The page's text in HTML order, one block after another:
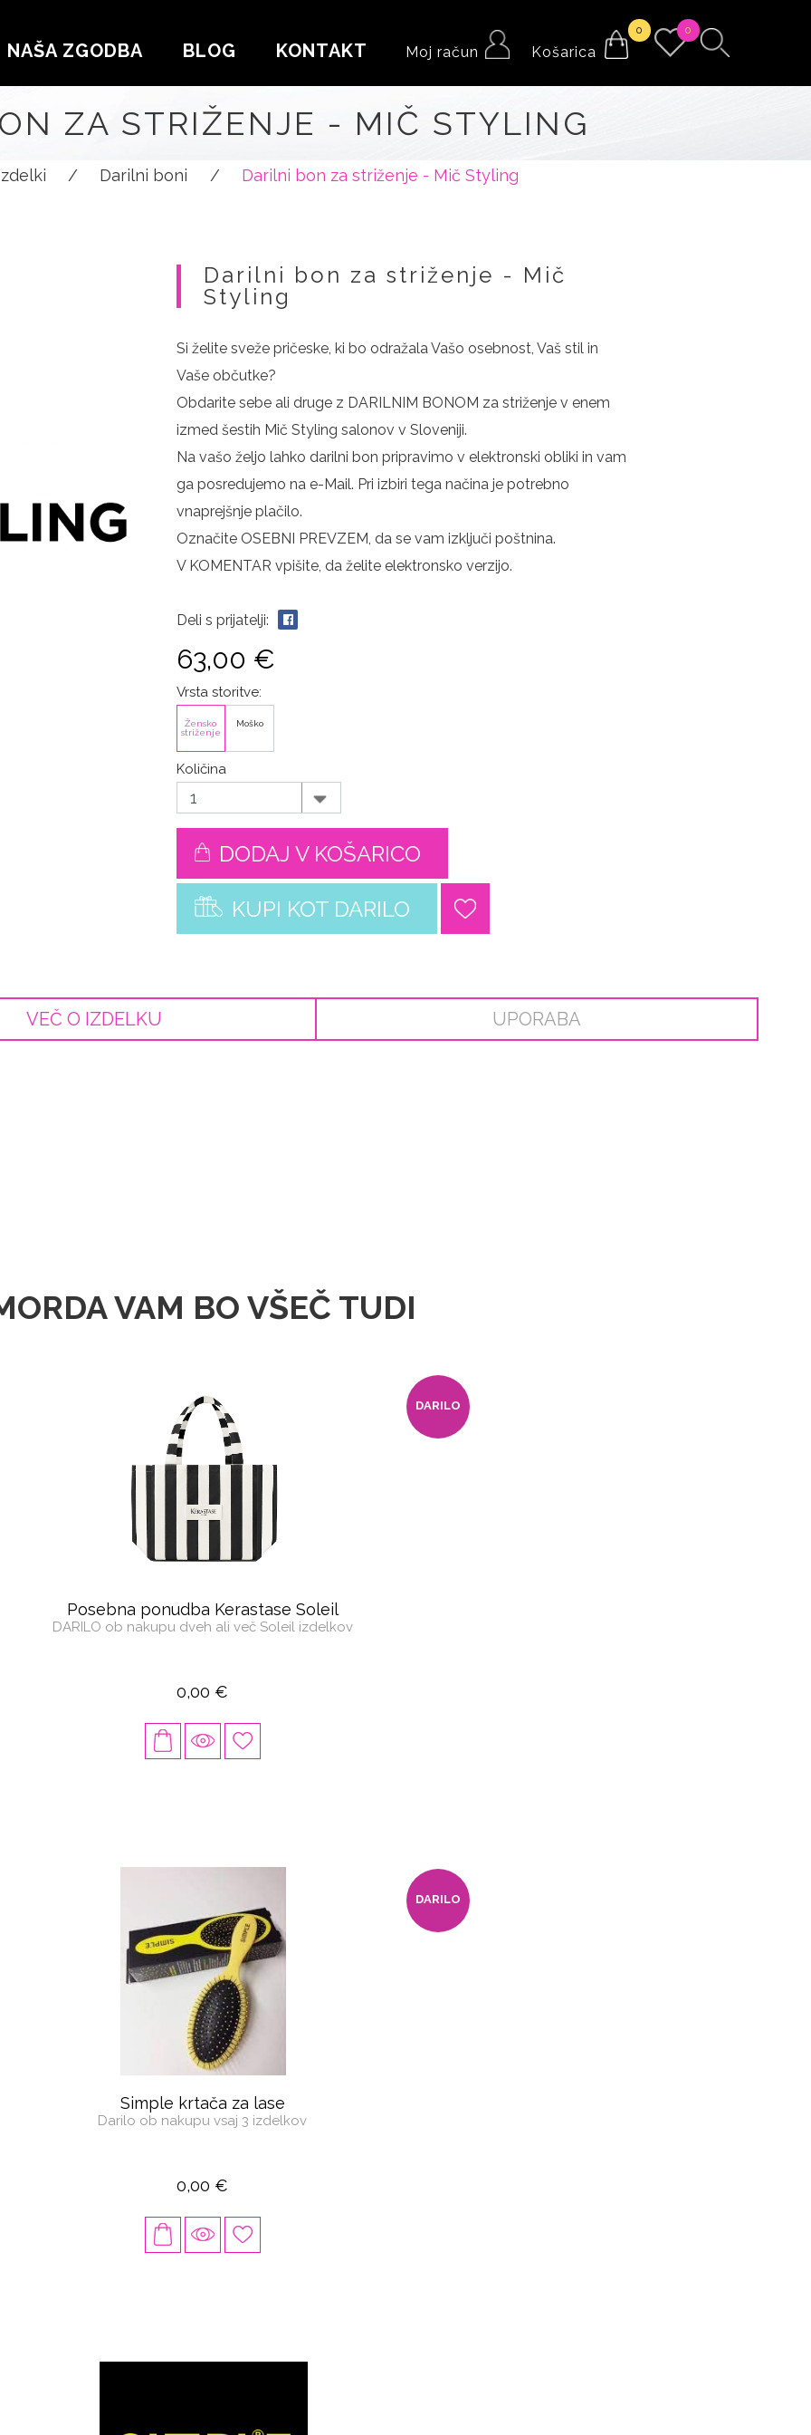
Moj račun Košarica
0 0
NAŠA ZGODBA BLOG KONTAKT
ZA STRIŽENJE - MIČ STYLING
/ Darilni boni / Darilni bon za striženje - Mič Styling
Darilni bon za striženje - Mič
Styling
Si želite sveže pričeske, ki bo odražala Vašo osebnost, Vaš stil in
Vaše občutke?
Obdarite sebe ali druge z DARILNIM BONOM za striženje v enem
izmed šestih Mič Styling salonov v Sloveniji.
Na vašo željo lahko darilni bon pripravimo v elektronski obliki in vam
ga posredujemo na e-Mail. Pri izbiri tega načina je potrebno
vnaprejšnje plačilo.
Označite OSEBNI PREVZEM, da se vam izključi poštnina.
V KOMENTAR vpišite, da želite elektronsko verzijo.
Deli s prijatelji:
63,00 €
Vrsta storitve:
Žensko
striženje
Moško
Količina
DODAJ V KOŠARICO
KUPI KOT DARILO
VEČ O IZDELKU UPORABA
VAM BO VŠEČ TUDI
DARILO
Posebna ponudba Kerastase Soleil
DARILO ob nakupu dveh ali več Soleil izdelkov
0,00 €
DARILO
Simple krtača za lase
Darilo ob nakupu vsaj 3 izdelkov
0,00 €